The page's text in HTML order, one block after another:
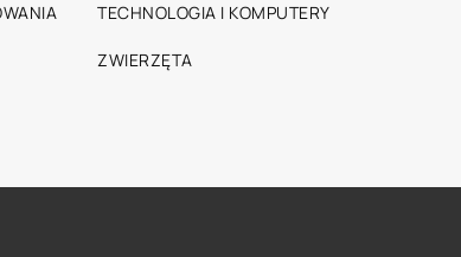
TECHNOLOGIA I KOMPUTERY
ZWIERZĘTA